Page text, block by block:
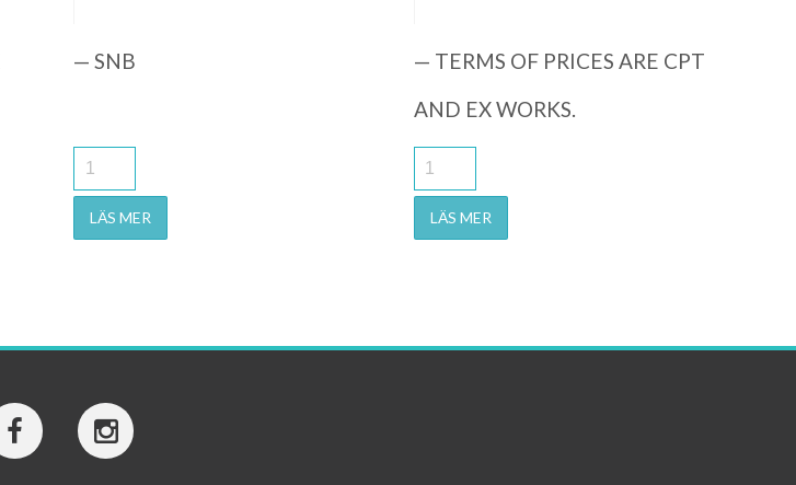
— SNB
LÄS MER
— TERMS OF PRICES ARE CPT
AND EX WORKS.
LÄS MER